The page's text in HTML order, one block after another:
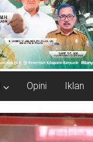
Opini Iklan